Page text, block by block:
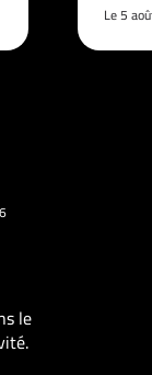
Le 5
le